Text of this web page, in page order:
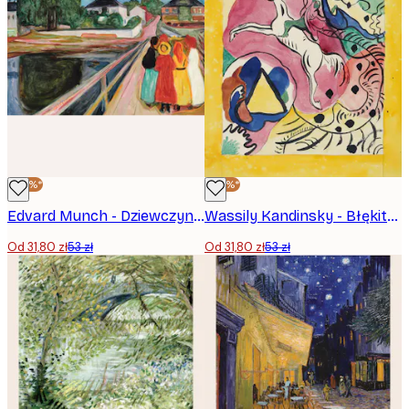
-40%*
Edvard Munch - Dziewczyny na Moście Plakat
Od 31,80 zł53 zł
-40%*
Wassily Kandinsky - Błękitny Jeździec Żółty Plakat
Od 31,80 zł53 zł